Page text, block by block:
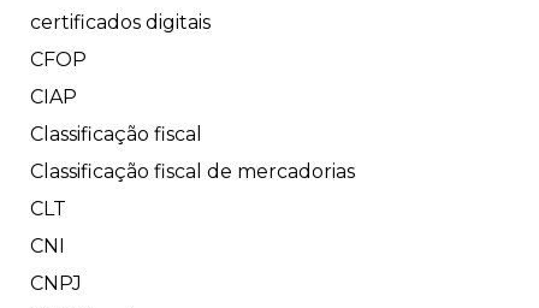
certificados digitais
CFOP
CIAP
Classificação fiscal
Classificação fiscal de mercadorias
CLT
CNI
CNPJ